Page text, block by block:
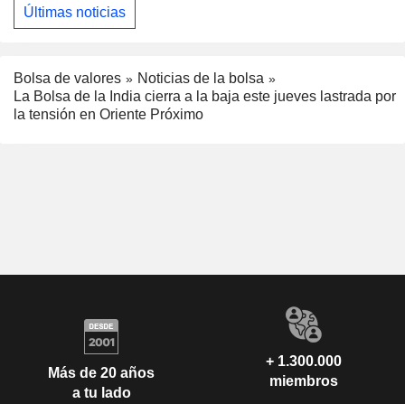
Últimas noticias
Bolsa de valores
Noticias de la bolsa
La Bolsa de la India cierra a la baja este jueves lastrada por
la tensión en Oriente Próximo
Más de 20 años
a tu lado
+ 1.300.000
miembros